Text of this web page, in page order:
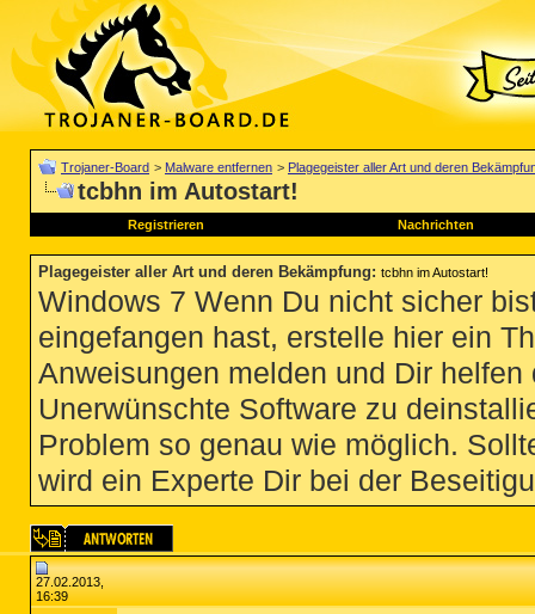
Trojaner-Board > Malware entfernen > Plagegeister aller Art und deren
tcbhn im Autostart!
Registrieren Nachrichten
Plagegeister aller Art und deren Bekämpfung: tcbhn im Autostart!
Windows 7 Wenn Du nicht sicher
eingefangen hast, erstelle hier ein
Anweisungen melden und Dir
Unerwünschte Software zu
Problem so genau wie möglich.
wird ein Experte Dir bei der
27.02.2013,
16:39